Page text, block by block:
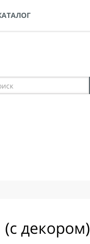
декором)